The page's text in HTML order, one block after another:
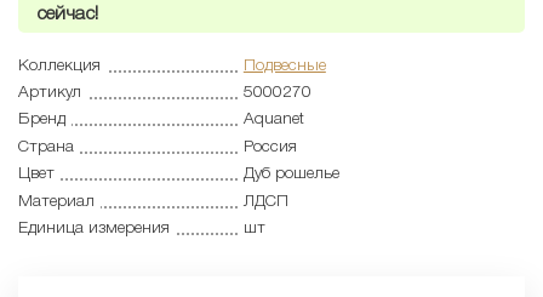
сейчас!
Коллекция
Подвесные
Артикул
5000270
Бренд
Aquanet
Страна
Россия
Цвет
Дуб рошелье
Материал
ЛДСП
Единица измерения
шт